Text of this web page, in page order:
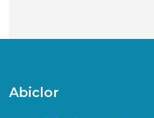
Abiclor